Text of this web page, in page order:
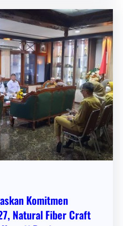
Komitmen
Natural Fiber Craft